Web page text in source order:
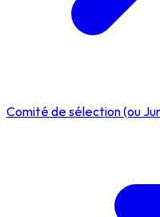
Comité de sélection (ou